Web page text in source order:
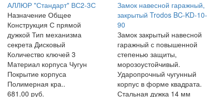
АЛЛЮР "Стандарт" ВС2-3С
Назначение Общее
Конструкция С прямой
дужкой Тип механизма
секрета Дисковый
Количество ключей 3
Материал корпуса Чугун
Покрытие корпуса
Полимерная кра..
681.00 руб.
Замок навесной гаражный,
закрытый Trodos BC-KD-10-
90
Замок закрытый навесной
гаражный с повышенной
степенью защиты,
морозоустойчивый.
Ударопрочный чугунный
корпус в форме квадрата.
Стальная дужка 14 мм